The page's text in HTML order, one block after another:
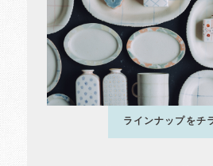
ラインナップをチ